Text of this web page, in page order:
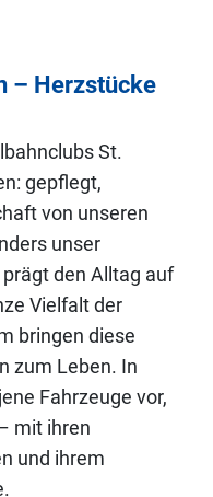
– Herzstücke
St.
gepflegt,
von unseren
unser
den Alltag auf
Vielfalt der
bringen diese
zum Leben. In
Fahrzeuge vor,
mit ihren
und ihrem